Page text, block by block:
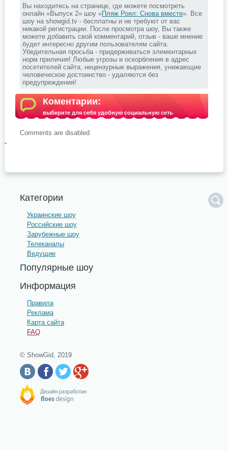
Вы находитесь на странице, где можете посмотреть
онлайн «Выпуск 2» шоу «Пляж Роял: Снова вместе». Все
шоу на showgid.tv - бесплатны и не требуют от вас
никакой регистрации. После просмотра шоу, Вы также
можете добавить свой комментарий, отзыв - ваше мнение
будет интересно другим пользователям сайта.
Убедительная просьба - придерживаться элементарных
норм приличия! Любые угрозы и оскорбления в адрес
посетителей сайта, нецензурные выражения, унижающие
человеческое достоинство - удаляются без
предупреждения!
Коментарии:
выберите для себя удобную социальную сеть
Comments are disabled
.
Категории
Украинские шоу
Российские шоу
Зарубежные шоу
Телеканалы
Ведущие
Популярные шоу
Информация
Правила
Реклама
Карта сайта
FAQ
© ShowGid, 2019